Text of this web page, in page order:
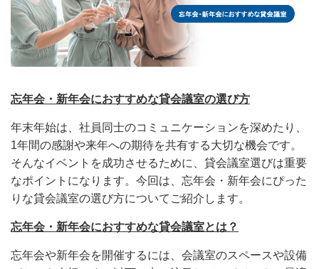
忘年会・新年会におすすめな貸会議室の選び方
年末年始は、社員同士のコミュニケーションを深めたり、
1年間の感謝や来年への期待を共有する大切な機会です。
そんなイベントを成功させるために、貸会議室選びは重要
なポイントになります。今回は、忘年会・新年会にぴった
りな貸会議室の選び方についてご紹介します。
忘年会・新年会におすすめな貸会議室とは？
忘年会や新年会を開催するには、会議室のスペースや設備